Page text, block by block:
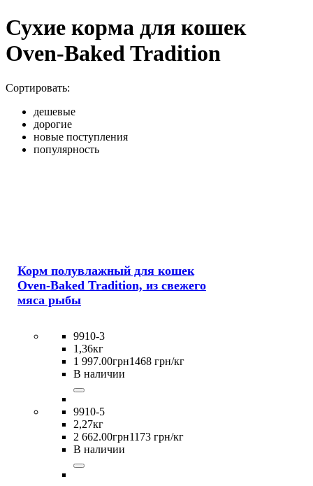
Сухие корма для кошек
Oven-Baked Tradition
Сортировать:
дешевые
дорогие
новые поступления
популярность
Корм полувлажный для кошек
Oven-Baked Tradition, из свежего
мяса рыбы
9910-3
1,36кг
1 997.00грн1468 грн/кг
В наличии
9910-5
2,27кг
2 662.00грн1173 грн/кг
В наличии